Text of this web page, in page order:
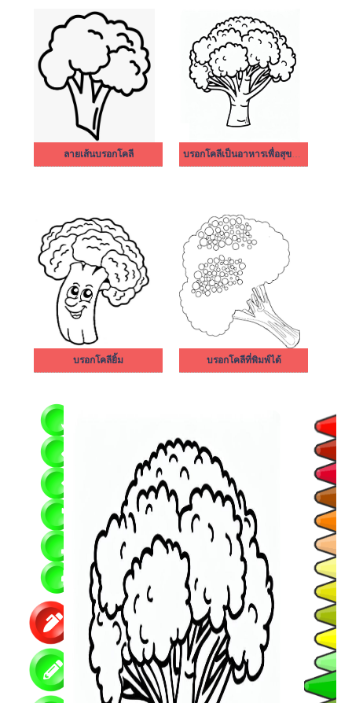
ลายเส้นบรอกโคลี บรอกโคลีเป็นอาหารเพื่อสุขภาพ
บรอกโคลียิ้ม บรอกโคลีที่พิมพ์ได้